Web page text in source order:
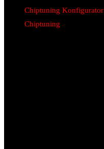
Chiptuning Konfigurator
Chiptuning